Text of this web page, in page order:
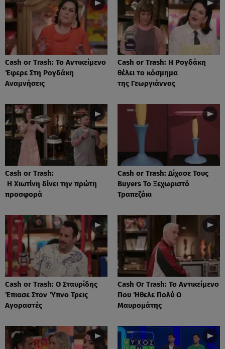
Cash or Trash: Το Αντικείμενο
Έφερε Στη Ρογδάκη
Αναμνήσεις
Cash or Trash: Η Ρογδάκη
θέλει το κόσμημα
της Γεωργιάννας
Cash or Trash:
Η Χιωτίνη δίνει την πρώτη
προσφορά
Cash or Trash: Δίχασε Τους
Buyers Το Ξεχωριστό
Τραπεζάκι
Cash or Trash: Ο Σταυρίδης
Έπιασε Στον Ύπνο Τρεις
Αγοραστές
Cash Or Trash: Το Αντικείμενο
Που Ήθελε Πολύ Ο
Μαυρομάτης